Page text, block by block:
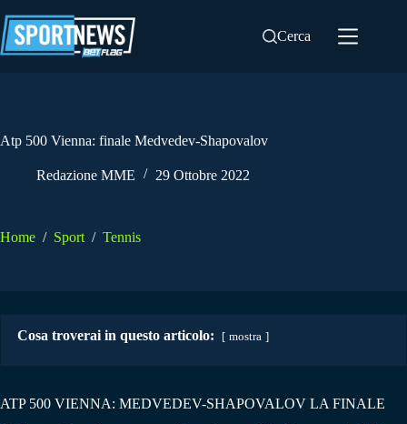
al
contenuto
Cerca
Atp 500 Vienna: finale Medvedev-Shapovalov
Redazione MME 29 Ottobre 2022
Home / Sport / Tennis
Cosa troverai in questo articolo: mostra
ATP 500 VIENNA: MEDVEDEV-SHAPOVALOV LA FINALE